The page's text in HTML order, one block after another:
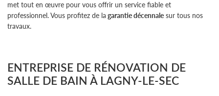
met tout en œuvre pour vous offrir un service fiable et
professionnel. Vous profitez de la garantie décennale sur tous nos
travaux.
ENTREPRISE DE RÉNOVATION DE
SALLE DE BAIN À LAGNY-LE-SEC